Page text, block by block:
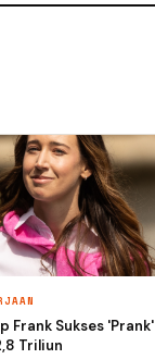
Frank Sukses 'Prank'
Triliun